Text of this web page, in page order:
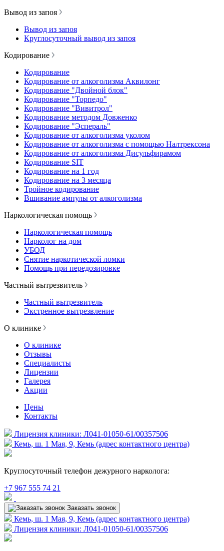
Вывод из запоя
Вывод из запоя
Круглосуточный вывод из запоя
Кодирование
Кодирование
Кодирование от алкоголизма Аквилонг
Кодирование "Двойной блок"
Кодирование "Торпедо"
Кодирование "Вивитрол"
Кодирование методом Довженко
Кодирование "Эспераль"
Кодирование от алкоголизма уколом
Кодирование от алкоголизма с помощью Налтрексона
Кодирование от алкоголизма Дисульфирамом
Кодирование SIT
Кодирование на 1 год
Кодирование на 3 месяца
Тройное кодирование
Вшивание ампулы от алкоголизма
Наркологическая помощь
Наркологическая помощь
Нарколог на дом
УБОД
Снятие наркотической ломки
Помощь при передозировке
Частный вытрезвитель
Частный вытрезвитель
Экстренное вытрезвление
О клинике
О клинике
Отзывы
Специалисты
Лицензии
Галерея
Акции
Цены
Контакты
Лицензия клиники: Л041-01050-61/00357506
Кемь, ш. 1 Мая, 9, Кемь (адрес контактного центра)
Круглосуточный телефон дежурного нарколога:
+7 967 555 74 21
Заказать звонок
Кемь, ш. 1 Мая, 9, Кемь (адрес контактного центра)
Лицензия клиники: Л041-01050-61/00357506